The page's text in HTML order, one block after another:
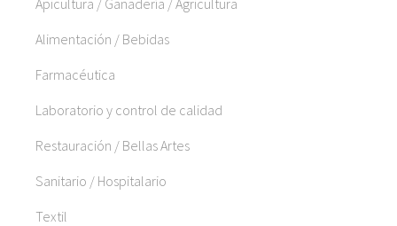
Alimentación / Bebidas
Farmacéutica
Laboratorio y control de calidad
Restauración / Bellas Artes
Sanitario / Hospitalario
Textil